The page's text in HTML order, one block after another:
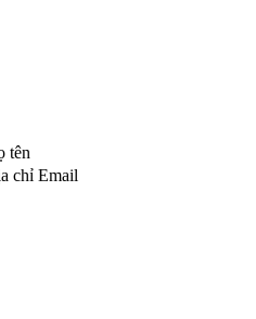
tên
chỉ Email